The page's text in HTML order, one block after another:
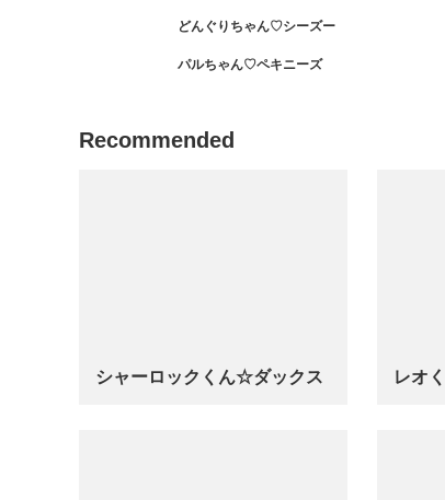
どんぐりちゃん♡シーズー
パルちゃん♡‬ペキニーズ
Recommended
シャーロックくん☆ダックス レオ